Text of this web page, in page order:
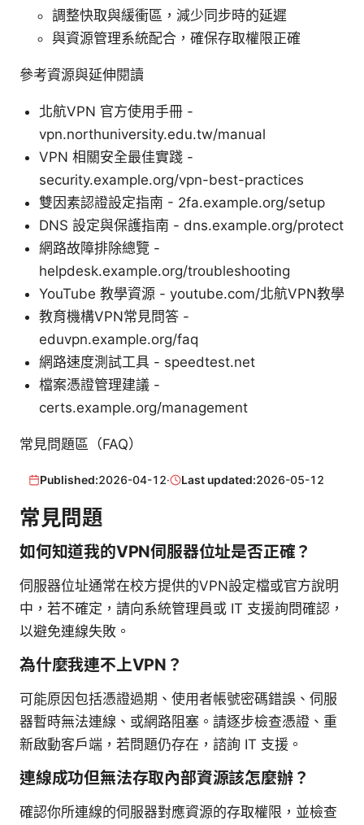
調整快取與緩衝區，減少同步時的延遲
與資源管理系統配合，確保存取權限正確
參考資源與延伸閱讀
北航VPN 官方使用手冊 -
vpn.northuniversity.edu.tw/manual
VPN 相關安全最佳實踐 -
security.example.org/vpn-best-practices
雙因素認證設定指南 - 2fa.example.org/setup
DNS 設定與保護指南 - dns.example.org/protect
網路故障排除總覽 -
helpdesk.example.org/troubleshooting
YouTube 教學資源 - youtube.com/北航VPN教學
教育機構VPN常見問答 -
eduvpn.example.org/faq
網路速度測試工具 - speedtest.net
檔案憑證管理建議 -
certs.example.org/management
常見問題區（FAQ）
Published:2026-04-12· Last updated:2026-05-12
常見問題
如何知道我的VPN伺服器位址是否正確？
伺服器位址通常在校方提供的VPN設定檔或官方說明
中，若不確定，請向系統管理員或 IT 支援詢問確認，
以避免連線失敗。
為什麼我連不上VPN？
可能原因包括憑證過期、使用者帳號密碼錯誤、伺服
器暫時無法連線、或網路阻塞。請逐步檢查憑證、重
新啟動客戶端，若問題仍存在，諮詢 IT 支援。
連線成功但無法存取內部資源該怎麼辦？
確認你所連線的伺服器對應資源的存取權限，並檢查